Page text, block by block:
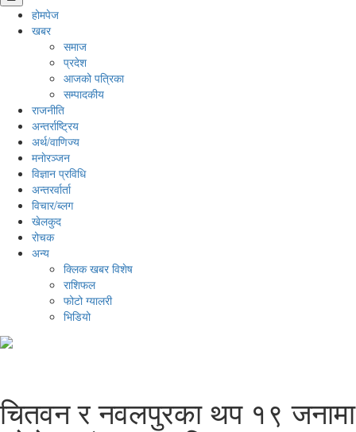
होमपेज
खबर
समाज
प्रदेश
आजको पत्रिका
सम्पादकीय
राजनीति
अन्तर्राष्ट्रिय
अर्थ/वाणिज्य
मनाेरञ्जन
विज्ञान प्रविधि
अन्तरर्वार्ता
विचार/ब्लग
खेलकुद
रोचक
अन्य
क्लिक खबर विशेष
राशिफल
फोटो ग्यालरी
भिडियो
चितवन र नवलपुरका थप १९ जनामा